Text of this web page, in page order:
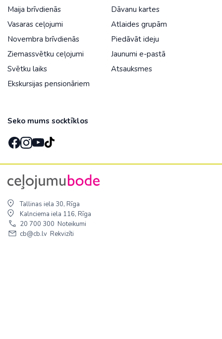
Maija brīvdienās
Vasaras ceļojumi
Novembra brīvdienās
Ziemassvētku ceļojumi
Svētku laiks
Ekskursijas pensionāriem
Dāvanu kartes
Atlaides grupām
Piedāvāt ideju
Jaunumi e-pastā
Atsauksmes
Seko mums socktīklos
Tallinas iela 30, Rīga
Kalnciema iela 116, Rīga
20 700 300 Noteikumi
cb@cb.lv Rekvizīti